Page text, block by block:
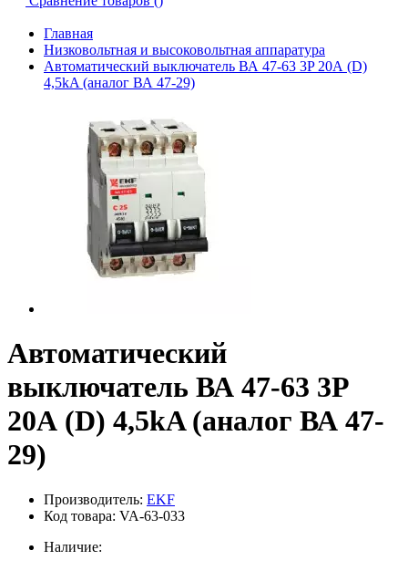
Главная
Низковольтная и высоковольтная аппаратура
Автоматический выключатель ВА 47-63 3P 20А (D)
4,5kA (аналог ВА 47-29)
Автоматический
выключатель ВА 47-63 3P
20А (D) 4,5kA (аналог ВА 47-
29)
Производитель: EKF
Код товара: VA-63-033
Наличие: